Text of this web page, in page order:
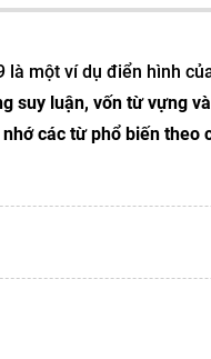
là một ví dụ điển hình
suy luận, vốn từ vựng
các từ phổ biến theo